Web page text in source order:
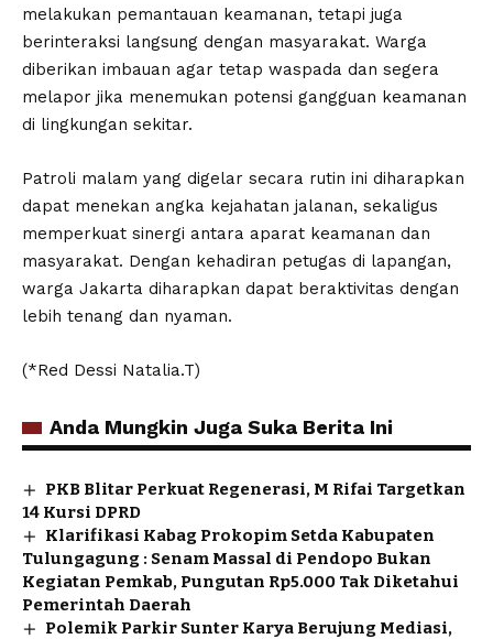
melakukan pemantauan keamanan, tetapi juga
berinteraksi langsung dengan masyarakat. Warga
diberikan imbauan agar tetap waspada dan segera
melapor jika menemukan potensi gangguan keamanan
di lingkungan sekitar.
Patroli malam yang digelar secara rutin ini diharapkan
dapat menekan angka kejahatan jalanan, sekaligus
memperkuat sinergi antara aparat keamanan dan
masyarakat. Dengan kehadiran petugas di lapangan,
warga Jakarta diharapkan dapat beraktivitas dengan
lebih tenang dan nyaman.
(*Red Dessi Natalia.T)
Anda Mungkin Juga Suka Berita Ini
PKB Blitar Perkuat Regenerasi, M Rifai Targetkan
14 Kursi DPRD
Klarifikasi Kabag Prokopim Setda Kabupaten
Tulungagung : Senam Massal di Pendopo Bukan
Kegiatan Pemkab, Pungutan Rp5.000 Tak Diketahui
Pemerintah Daerah
Polemik Parkir Sunter Karya Berujung Mediasi,